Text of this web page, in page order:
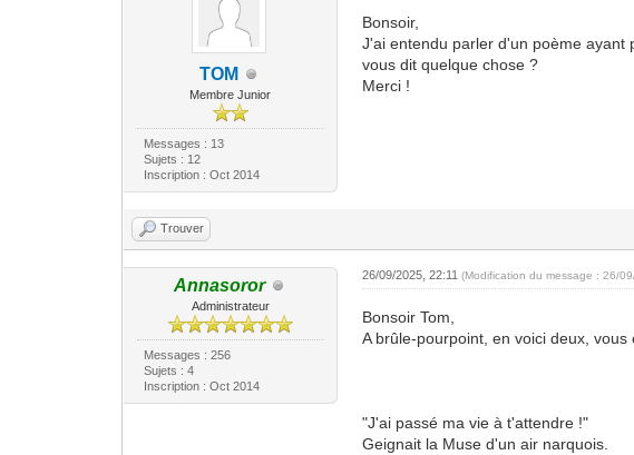
TOM
Membre Junior
Messages : 13
Sujets : 12
Inscription : Oct 2014
Bonsoir,
J'ai entendu parler d'un poème ayant
vous dit quelque chose ?
Merci !
Trouver
Annasoror
Administrateur
Messages : 256
Sujets : 4
Inscription : Oct 2014
26/09/2025, 22:11(Modification du message : 26/
Bonsoir Tom,
A brûle-pourpoint, en voici deux,
"J'ai passé ma vie à t'attendre !"
Geignait la Muse d'un air narquois.